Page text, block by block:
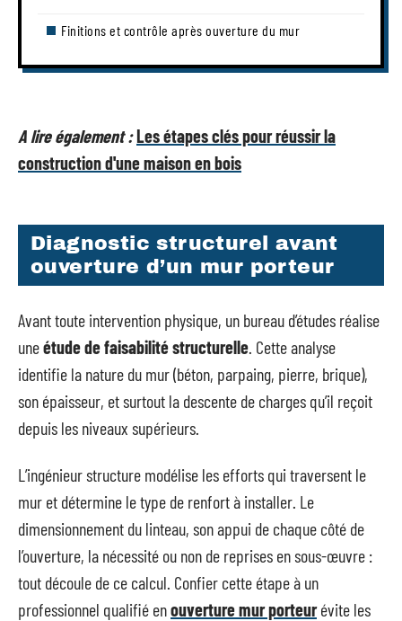
Finitions et contrôle après ouverture du mur
A lire également :Les étapes clés pour réussir la
construction d'une maison en bois
Diagnostic structurel avant
ouverture d’un mur porteur
Avant toute intervention physique, un bureau d’études réalise
uneétude de faisabilité structurelle . Cette analyse
identifie la nature du mur (béton, parpaing, pierre, brique),
son épaisseur, et surtout la descente de charges qu’il reçoit
depuis les niveaux supérieurs.
L’ingénieur structure modélise les efforts qui traversent le
mur et détermine le type de renfort à installer. Le
dimensionnement du linteau, son appui de chaque côté de
l’ouverture, la nécessité ou non de reprises en sous-œuvre :
tout découle de ce calcul. Confier cette étape à un
professionnel qualifié enouverture mur porteurévite les